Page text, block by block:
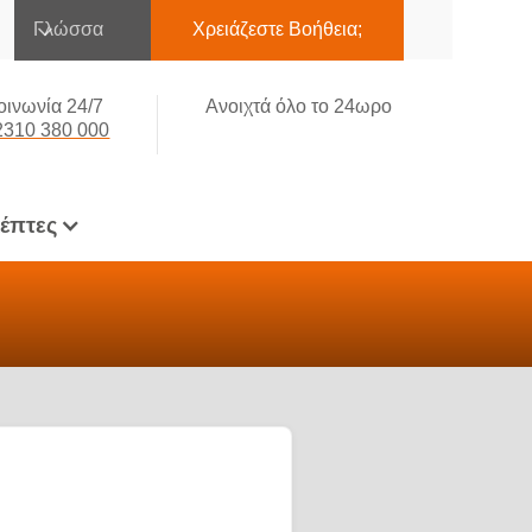
Γλώσσα Χρειάζεστε Βοήθεια;
24/7
380 000
Ανοιχτά όλο το 24ωρο